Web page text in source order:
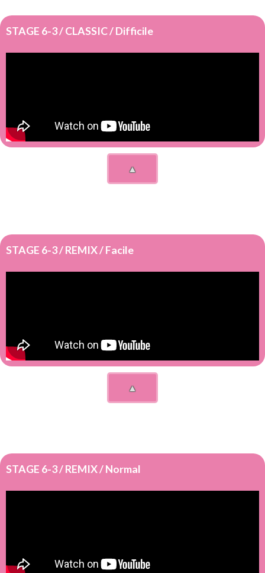
STAGE 6-3 / CLASSIC / Difficile
▲
STAGE 6-3 / REMIX / Facile
▲
STAGE 6-3 / REMIX / Normal